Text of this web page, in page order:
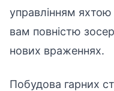
управлінням яхтою
вам повністю
нових враженнях.
Побудова гарних